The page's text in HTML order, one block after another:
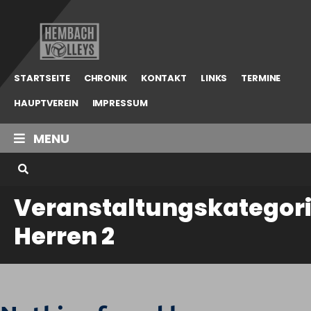
Hembach
Volleys
STARTSEITE CHRONIK KONTAKT LINKS
TERMINE
HAUPTVEREIN
IMPRESSUM
MENU
Herren 2